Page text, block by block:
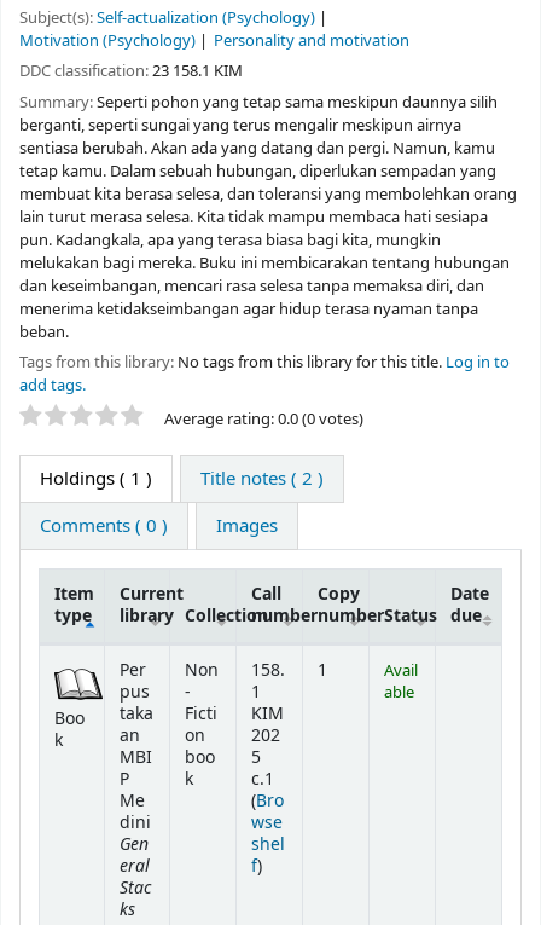
Subject(s):Self-actualization (Psychology)
Motivation (Psychology)
Personality and motivation
DDC classification:23 158.1 KIM
Summary:Seperti pohon yang tetap sama meskipun daunnya silih
berganti, seperti sungai yang terus mengalir meskipun airnya
sentiasa berubah. Akan ada yang datang dan pergi. Namun, kamu
tetap kamu. Dalam sebuah hubungan, diperlukan sempadan yang
membuat kita berasa selesa, dan toleransi yang membolehkan orang
lain turut merasa selesa. Kita tidak mampu membaca hati sesiapa
pun. Kadangkala, apa yang terasa biasa bagi kita, mungkin
melukakan bagi mereka. Buku ini membicarakan tentang hubungan
dan keseimbangan, mencari rasa selesa tanpa memaksa diri, dan
menerima ketidakseimbangan agar hidup terasa nyaman tanpa
beban.
Tags from this library: No tags from this library for this title. Log in to
add tags.
Star ratings Average rating: 0.0 (0 votes)
Holdings( 1 )
Title notes ( 2 )
Comments ( 0 )
Images
Item
type
Current
library Collection
Call
number
Copy
numberStatus
Date
due
Boo
k
Per
pus
taka
an
MBI
P
Me
dini
Gen
eral
Stac
ks
Non
-
Ficti
on
boo
k
158.
1
KIM
202
5
c.1
(Bro
wse
shel
f(Opens below)
)
1
Avail
able